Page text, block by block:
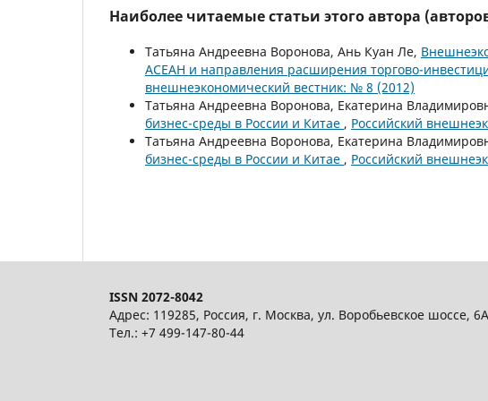
Наиболее читаемые статьи этого автора
Татьяна Андреевна Воронова, Ань Куан Ле,
АСЕАН и направления расширения торгово-
внешнеэкономический вестник: № 8 (2012)
Татьяна Андреевна Воронова, Екатерина
бизнес-среды в России и Китае , Российский
Татьяна Андреевна Воронова, Екатерина
бизнес-среды в России и Китае , Российский
ISSN 2072-8042
Адрес: 119285, Россия, г. Москва, ул. Воробьевское шоссе, 6А
Тел.: +7 499-147-80-44